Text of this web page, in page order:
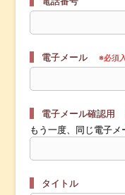
電子メール ※必須
電子メール確認用
もう一度、同じ電子メ
タイトル